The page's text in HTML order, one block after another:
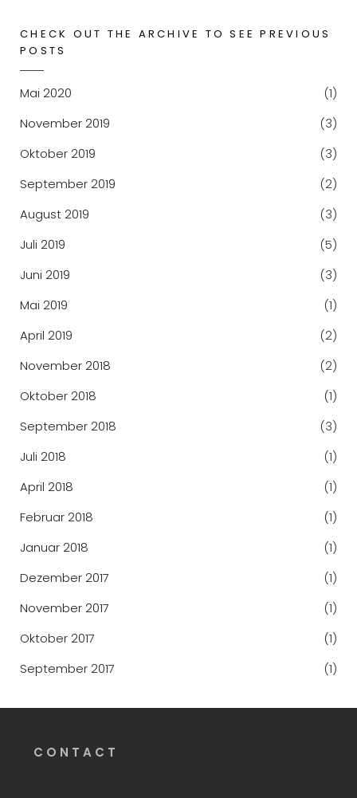
CHECK OUT THE ARCHIVE TO SEE PREVIOUS
POSTS
Mai 2020
(1)
November 2019
(3)
Oktober 2019
(3)
September 2019
(2)
August 2019
(3)
Juli 2019
(5)
Juni 2019
(3)
Mai 2019
(1)
April 2019
(2)
November 2018
(2)
Oktober 2018
(1)
September 2018
(3)
Juli 2018
(1)
April 2018
(1)
Februar 2018
(1)
Januar 2018
(1)
Dezember 2017
(1)
November 2017
(1)
Oktober 2017
(1)
September 2017
(1)
C O N T A C T